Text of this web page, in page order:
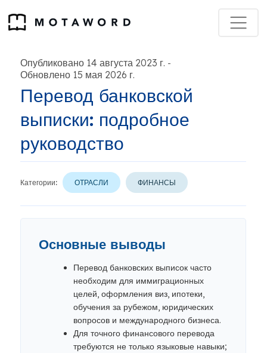
Опубликовано 14 августа 2023 г. -
Обновлено 15 мая 2026 г.
Перевод банковской
выписки: подробное
руководство
Категории: ОТРАСЛИ ФИНАНСЫ
Основные выводы
Перевод банковских выписок часто
необходим для иммиграционных
целей, оформления виз, ипотеки,
обучения за рубежом, юридических
вопросов и международного бизнеса.
Для точного финансового перевода
требуются не только языковые навыки;